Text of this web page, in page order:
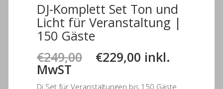
DJ-Komplett Set Ton und
Licht für Veranstaltung |
150 Gäste
€249,00 Ursprünglicher
Preis
war:
€229,00 Aktueller
ist:
inkl.
MwST
Dj Set für Veranstaltungen bis 150 Gäste